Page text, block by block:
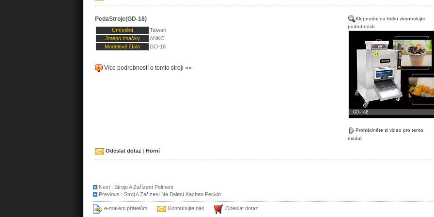
Klepnutím na fotku zkontrolujte
podrobnosti
Prohlédněte si video pro tento
modul
PedaStroje(GD-18)
Umístění
Taiwan
Jméno značky
ANKO
Modelové číslo
GD-18
Více podrobností o tomto stroji »»
Odeslat dotaz | Horní
Next : Stroje A Zařízení Pelmeni
Previous : Stroj A Zařízení Na Balení Kachen Peckin
e-mailem přátelům Kontaktujte nás Odeslat dotaz